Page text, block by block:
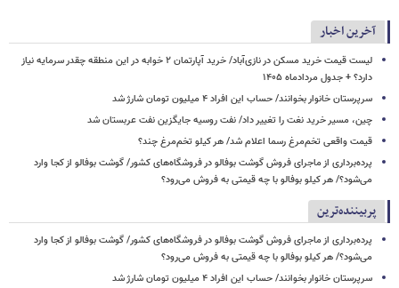
آخرین اخبار
لیست قیمت خرید مسکن در نازی‌آباد/ خرید آپارتمان ۲ خوابه در این منطقه چقدر سرمایه نیاز
دارد؟ + جدول مردادماه ۱۴۰۵
سرپرستان خانوار بخوانند/ حساب این افراد ۴ میلیون تومان شارژ شد
چین، مسیر خرید نغت را تغییر داد/ نفت روسیه جایگزین نفت عربستان شد
قیمت واقعی تخم‌مرغ رسما اعلام شد/ هر کیلو تخم‌مرغ چند؟
پرده‌برداری از ماجرای فروش گوشت بوفالو در فروشگاه‌های کشور/ گوشت بوفالو از کجا وارد
می‌شود؟/ هر کیلو بوفالو با چه قیمتی به فروش می‌رود؟
پربیننده‌ترین
پرده‌برداری از ماجرای فروش گوشت بوفالو در فروشگاه‌های کشور/ گوشت بوفالو از کجا وارد
می‌شود؟/ هر کیلو بوفالو با چه قیمتی به فروش می‌رود؟
سرپرستان خانوار بخوانند/ حساب این افراد ۴ میلیون تومان شارژ شد